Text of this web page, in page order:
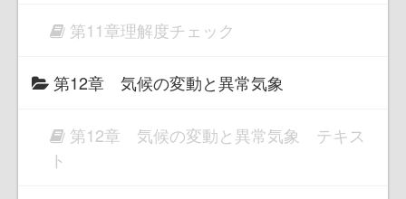
第11章理解度チェック
第12章 気候の変動と異常気象
第12章 気候の変動と異常気象 テキス
ト